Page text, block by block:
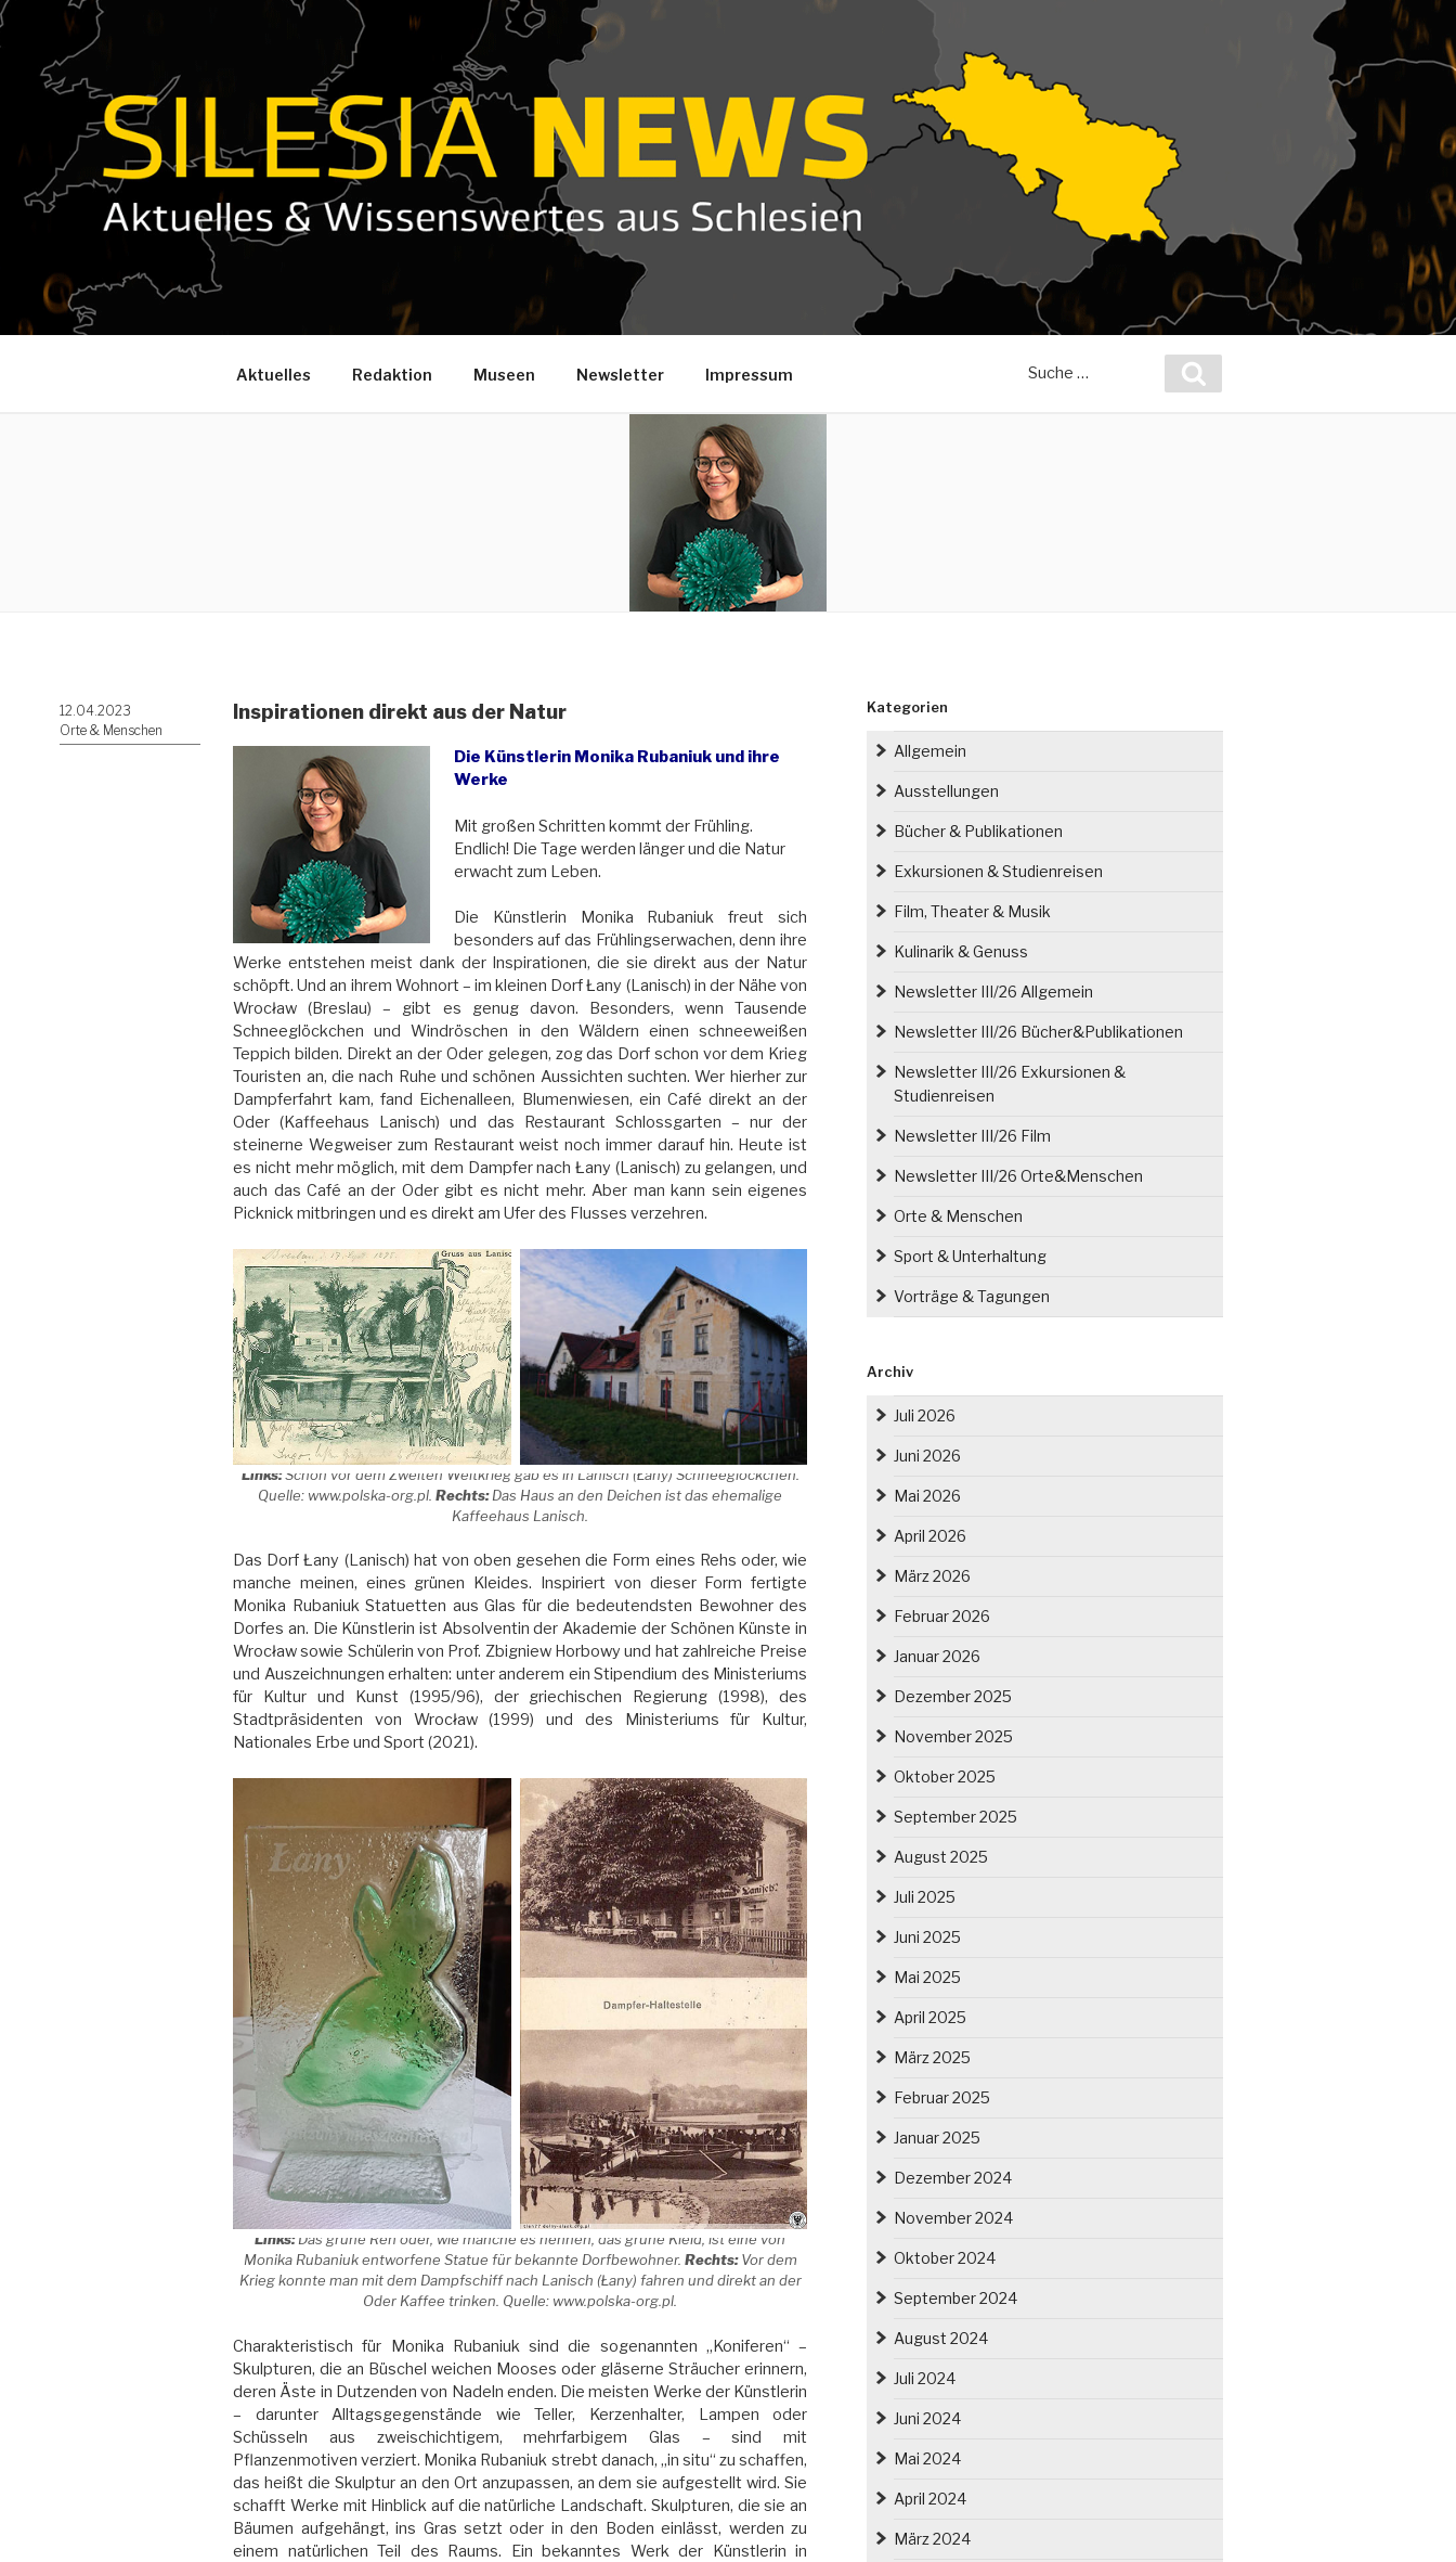
Zum
Inhalt
springen
Aktuelles Redaktion Museen Newsletter Impressum
nach:
Veröffentlicht
am
12.04.2023
Orte & Menschen
Inspirationen direkt aus der Natur
Die Künstlerin Monika Rubaniuk und ihre
Werke
Mit großen Schritten kommt der Frühling.
Endlich! Die Tage werden länger und die Natur
erwacht zum Leben.
Die Künstlerin Monika Rubaniuk freut sich
besonders auf das Frühlingserwachen, denn ihre
Werke entstehen meist dank der Inspirationen, die sie direkt aus der Natur
schöpft. Und an ihrem Wohnort – im kleinen Dorf Łany (Lanisch) in der Nähe von
Wrocław (Breslau) – gibt es genug davon. Besonders, wenn Tausende
Schneeglöckchen und Windröschen in den Wäldern einen schneeweißen
Teppich bilden. Direkt an der Oder gelegen, zog das Dorf schon vor dem Krieg
Touristen an, die nach Ruhe und schönen Aussichten suchten. Wer hierher zur
Dampferfahrt kam, fand Eichenalleen, Blumenwiesen, ein Café direkt an der
Oder (Kaffeehaus Lanisch) und das Restaurant Schlossgarten – nur der
steinerne Wegweiser zum Restaurant weist noch immer darauf hin. Heute ist
es nicht mehr möglich, mit dem Dampfer nach Łany (Lanisch) zu gelangen, und
auch das Café an der Oder gibt es nicht mehr. Aber man kann sein eigenes
Picknick mitbringen und es direkt am Ufer des Flusses verzehren.
Links:Schon vor dem Zweiten Weltkrieg gab es in Lanisch (Łany) Schneeglöckchen.
Quelle: www.polska-org.pl.Rechts:Das Haus an den Deichen ist das ehemalige
Kaffeehaus Lanisch.
Das Dorf Łany (Lanisch) hat von oben gesehen die Form eines Rehs oder, wie
manche meinen, eines grünen Kleides. Inspiriert von dieser Form fertigte
Monika Rubaniuk Statuetten aus Glas für die bedeutendsten Bewohner des
Dorfes an. Die Künstlerin ist Absolventin der Akademie der Schönen Künste in
Wrocław sowie Schülerin von Prof. Zbigniew Horbowy und hat zahlreiche Preise
und Auszeichnungen erhalten: unter anderem ein Stipendium des Ministeriums
für Kultur und Kunst (1995/96), der griechischen Regierung (1998), des
Stadtpräsidenten von Wrocław (1999) und des Ministeriums für Kultur,
Nationales Erbe und Sport (2021).
Links:Das grüne Reh oder, wie manche es nennen, das grüne Kleid, ist eine von
Monika Rubaniuk entworfene Statue für bekannte Dorfbewohner. Rechts:Vor dem
Krieg konnte man mit dem Dampfschiff nach Lanisch (Łany) fahren und direkt an der
Oder Kaffee trinken. Quelle: www.polska-org.pl.
Charakteristisch für Monika Rubaniuk sind die sogenannten „Koniferen“ –
Skulpturen, die an Büschel weichen Mooses oder gläserne Sträucher erinnern,
deren Äste in Dutzenden von Nadeln enden. Die meisten Werke der Künstlerin
– darunter Alltagsgegenstände wie Teller, Kerzenhalter, Lampen oder
Schüsseln aus zweischichtigem, mehrfarbigem Glas – sind mit
Pflanzenmotiven verziert. Monika Rubaniuk strebt danach, „in situ“ zu schaffen,
das heißt die Skulptur an den Ort anzupassen, an dem sie aufgestellt wird. Sie
schafft Werke mit Hinblick auf die natürliche Landschaft. Skulpturen, die sie an
Bäumen aufgehängt, ins Gras setzt oder in den Boden einlässt, werden zu
einem natürlichen Teil des Raums. Ein bekanntes Werk der Künstlerin in
Kategorien
Allgemein
Ausstellungen
Bücher & Publikationen
Exkursionen & Studienreisen
Film, Theater & Musik
Kulinarik & Genuss
Newsletter III/26 Allgemein
Newsletter III/26 Bücher&Publikationen
Newsletter III/26 Exkursionen &
Studienreisen
Newsletter III/26 Film
Newsletter III/26 Orte&Menschen
Orte & Menschen
Sport & Unterhaltung
Vorträge & Tagungen
Archiv
Juli 2026
Juni 2026
Mai 2026
April 2026
März 2026
Februar 2026
Januar 2026
Dezember 2025
November 2025
Oktober 2025
September 2025
August 2025
Juli 2025
Juni 2025
Mai 2025
April 2025
März 2025
Februar 2025
Januar 2025
Dezember 2024
November 2024
Oktober 2024
September 2024
August 2024
Juli 2024
Juni 2024
Mai 2024
April 2024
März 2024